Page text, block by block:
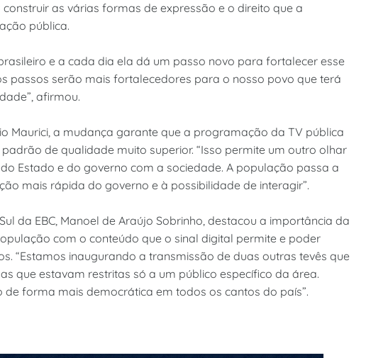
as várias formas de expressão e o direito que a
pública.
e a cada dia ela dá um passo novo para fortalecer esse
passos serão mais fortalecedores para o nosso povo que terá
afirmou.
Maurici, a mudança garante que a programação da TV pública
de qualidade muito superior. “Isso permite um outro olhar
Estado e do governo com a sociedade. A população passa a
mais rápida do governo e à possibilidade de interagir”.
da EBC, Manoel de Araújo Sobrinho, destacou a importância da
com o conteúdo que o sinal digital permite e poder
“Estamos inaugurando a transmissão de duas outras tevês que
que estavam restritas só a um público específico da área.
forma mais democrática em todos os cantos do país”.